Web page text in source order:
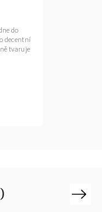
do
decentní
tvaruje
Next